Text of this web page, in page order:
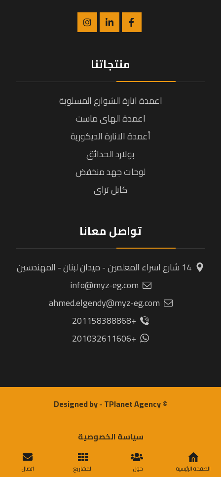
منتجاتنا
اعمدة انارة الشوارع المسلوبة
اعمدة الهاى ماست
أعمدة الانارة الديكورية
بولارد الحدائق
لوحات جهد منخفض
كابل تراى
تواصل معانا
14 شارع اسراء المعلمين - ميدان لبنان - المهندسين
info@myz-eg.com
ahmed.elgendy@myz-eg.com
+201158388868
+201032611606
© Designed by - TPlanet Agency
سياسة الخصوصية
الصفحة الرئيسية حول المشاريع اتصال